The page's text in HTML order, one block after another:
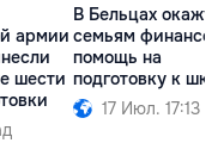
армии
шести
В Бельцах окажут
семьям
помощь на
подготовку к
17 Июл. 17:13